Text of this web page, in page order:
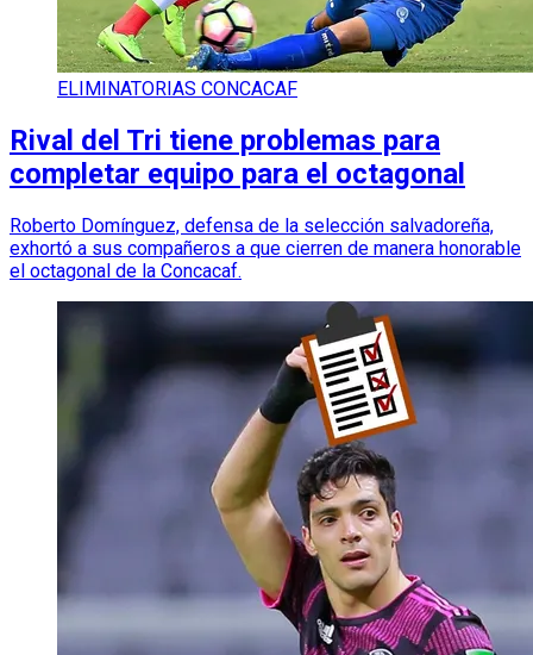
ELIMINATORIAS CONCACAF
Rival del Tri tiene problemas para
completar equipo para el octagonal
Roberto Domínguez, defensa de la selección salvadoreña,
exhortó a sus compañeros a que cierren de manera honorable
el octagonal de la Concacaf.